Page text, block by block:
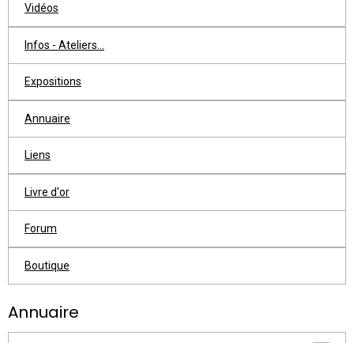
Vidéos
Infos - Ateliers...
Expositions
Annuaire
Liens
Livre d'or
Forum
Boutique
Annuaire